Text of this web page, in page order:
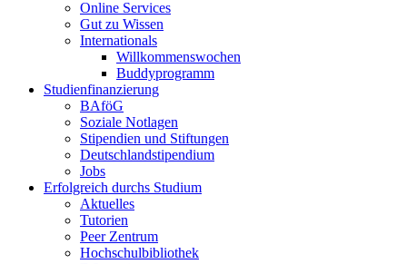
Online Services
Gut zu Wissen
Internationals
Willkommenswochen
Buddyprogramm
Studienfinanzierung
BAföG
Soziale Notlagen
Stipendien und Stiftungen
Deutschlandstipendium
Jobs
Erfolgreich durchs Studium
Aktuelles
Tutorien
Peer Zentrum
Hochschulbibliothek